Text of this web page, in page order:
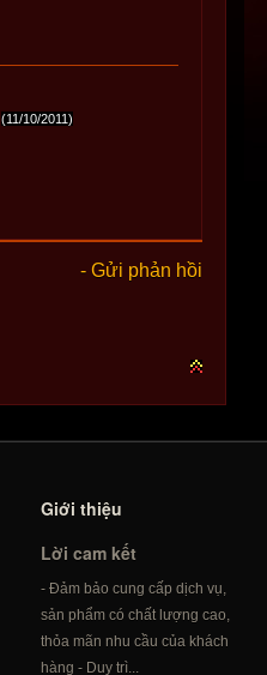
(11/10/2011)
- Gửi phản hồi
Giới thiệu
Lời cam kết
- Đảm bảo cung cấp dịch vụ,
sản phẩm có chất lượng cao,
thỏa mãn nhu cầu của khách
hàng - Duy trì...